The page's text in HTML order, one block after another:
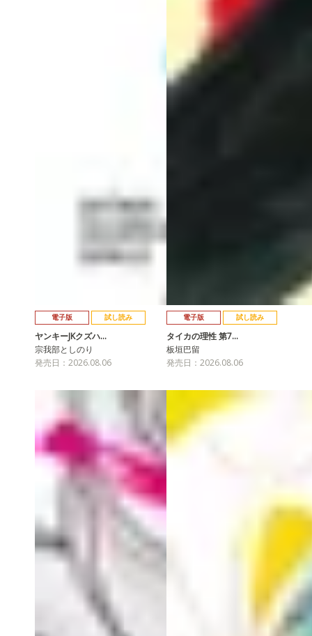
電子版 試し読み
ヤンキーJKクズハ…
宗我部としのり
発売日：2026.08.06
電子版 試し読み
タイカの理性 第7…
板垣巴留
発売日：2026.08.06